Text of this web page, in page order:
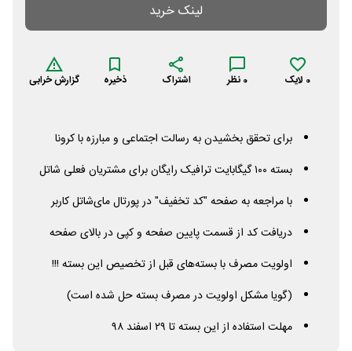
لینک خرید
0 لایک 0 نظر اشتراک ذخیره گزارش خرابی
برای تحقق بخشیدن به رسالت‌ اجتماعی و مبارزه با کرونا
بسته‌ ۱۰۰ گیگابایت ترافیک رایگان برای مشتریان فعلی شاتل
با مراجعه به صفحه "کد تخفیف" در پورتال مای‌شاتل کاربر
دریافت کد از قسمت پایین صفحه و کپی در بالای صفحه
اولویت مصرف با بسته‌های قبل از تخصیص این بسته !!!
(گویا مشکل اولویت در مصرف بسته حل شده است)
مهلت استفاده از این بسته تا ۲۹ اسفند ۹۸